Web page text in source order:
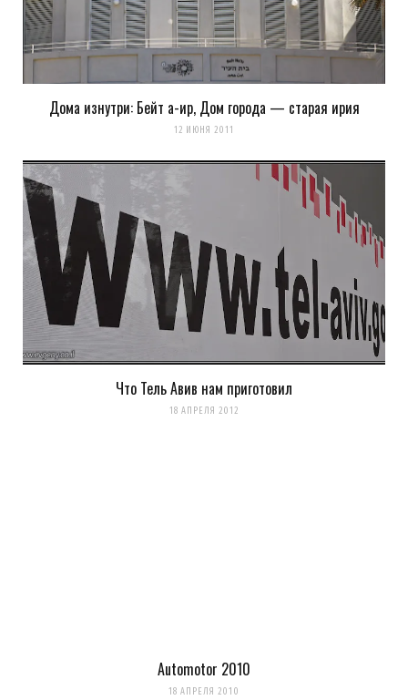
в обычные дни нет. на то и рассчитан фестиваль
«дома изнутри», что именно в его рамках закрытые
дома открывают свои двери
Загрузка...
комментариях. А можно простоподписаться на комментарии
Дома изнутри: Бейт а-ир, Дом города — старая ирия
12 ИЮНЯ 2011
Что Тель Авив нам приготовил
18 АПРЕЛЯ 2012
Automotor 2010
18 АПРЕЛЯ 2010